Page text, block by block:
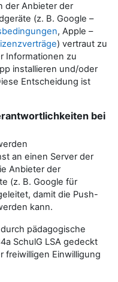
der Anbieter der
(z. B. Google –
, Apple –
) vertraut zu
Informationen zu
installieren und/oder
Entscheidung ist
bei
an einen Server der
Anbieter der
(z. B. Google für
damit die Push-
kann.
pädagogische
SchulG LSA gedeckt
freiwilligen Einwilligung